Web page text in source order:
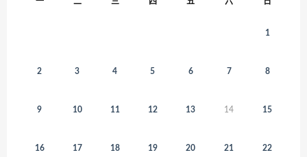
1
2 3 4 5 6 7 8
9 10 11 12 13 14 15
16 17 18 19 20 21 22